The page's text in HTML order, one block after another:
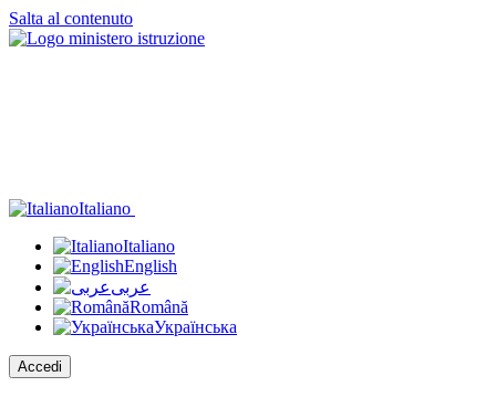
Salta al contenuto
Italiano
Italiano
English
عربى
Română
Українська
Accedi